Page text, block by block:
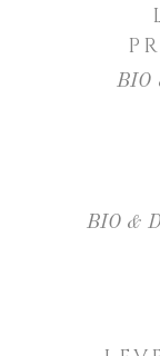
BIO
BIO &